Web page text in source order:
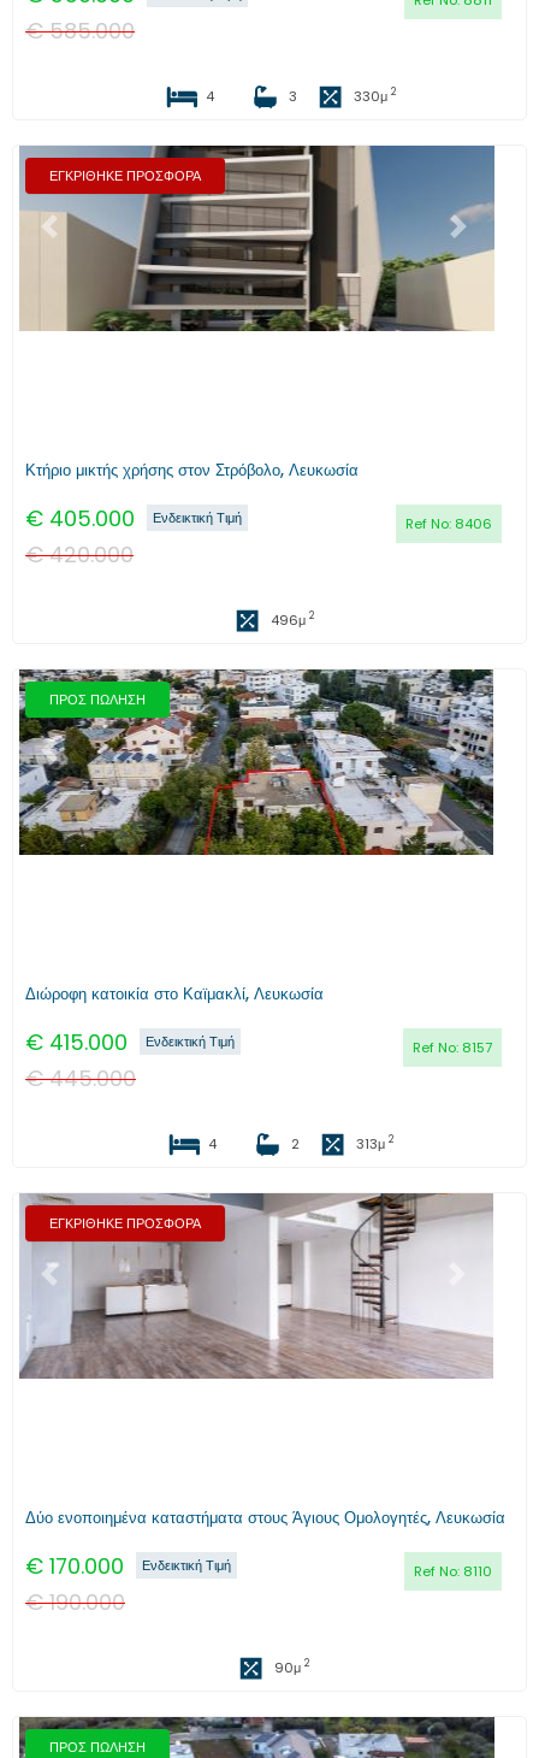
€585.000
4 3 330μ 2
ΕΓΚΡΙΘΗΚΕ ΠΡΟΣΦΟΡΑ
Προηγούμενο Επόμενο
Κτήριο μικτής χρήσης στον Στρόβολο, Λευκωσία
€ 405.000 Ref No: 8406
Ενδεικτική Τιμή
€420.000
496μ 2
ΠΡΟΣ ΠΩΛΗΣΗ
Προηγούμενο Επόμενο
Διώροφη κατοικία στο Καϊμακλί, Λευκωσία
€ 415.000 Ref No: 8157
Ενδεικτική Τιμή
€445.000
4 2 313μ 2
ΕΓΚΡΙΘΗΚΕ ΠΡΟΣΦΟΡΑ
Προηγούμενο
Δύο ενοποιημένα καταστήματα στους Άγιους Ομολογητές, Λευκωσία
€ 170.000 Ref No: 8110
Ενδεικτική Τιμή
€190.000
90μ 2
ΠΡΟΣ ΠΩΛΗΣΗ